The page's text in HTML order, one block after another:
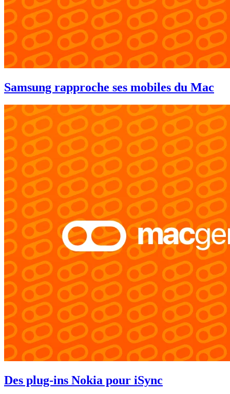
Samsung rapproche ses mobiles du Mac
Des plug-ins Nokia pour iSync